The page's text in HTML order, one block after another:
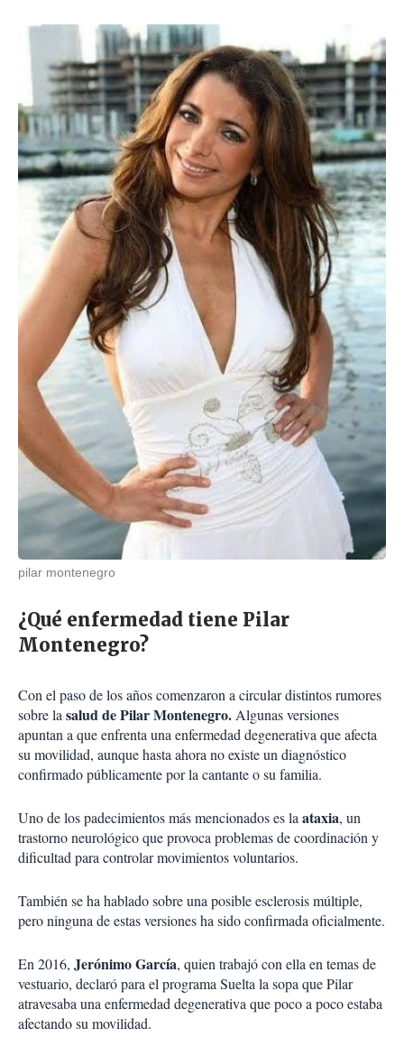
pilar montenegro
¿Qué enfermedad tiene Pilar
Montenegro?
Con el paso de los años comenzaron a circular distintos rumores
sobre lasalud de Pilar Montenegro.Algunas versiones
apuntan a que enfrenta una enfermedad degenerativa que afecta
su movilidad, aunque hasta ahora no existe un diagnóstico
confirmado públicamente por la cantante o su familia.
Uno de los padecimientos más mencionados es laataxia, un
trastorno neurológico que provoca problemas de coordinación y
dificultad para controlar movimientos voluntarios.
También se ha hablado sobre una posible esclerosis múltiple,
pero ninguna de estas versiones ha sido confirmada oficialmente.
En 2016, Jerónimo García, quien trabajó con ella en temas de
vestuario, declaró para el programa Suelta la sopa que Pilar
atravesaba una enfermedad degenerativa que poco a poco estaba
afectando su movilidad.